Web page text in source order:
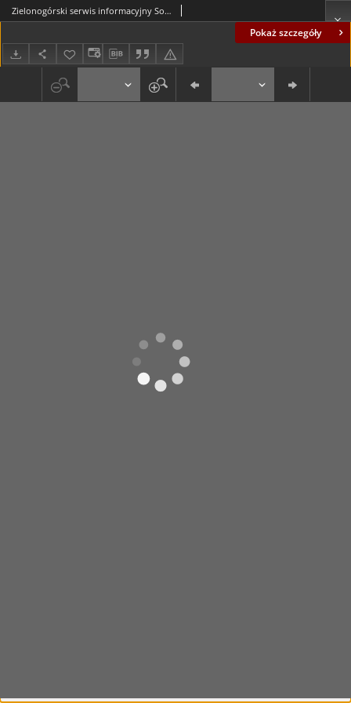
Pokaż szczegóły
Zielonogórski serwis informacyjny Solidarność: wydanie specjalne, nr 3